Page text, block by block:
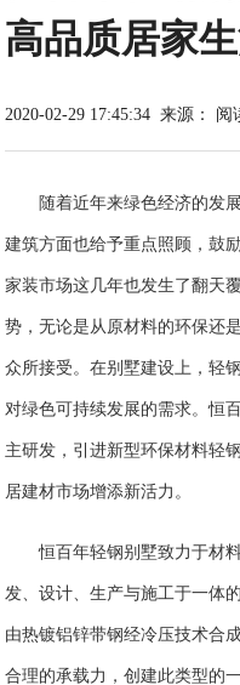
高品质居家
2020-02-29 17:45:34 来源： 阅
随着近年来绿色经济的发
建筑方面也给予重点照顾，鼓
家装市场这几年也发生了翻天
势，无论是从原材料的环保还
众所接受。在别墅建设上，轻
对绿色可持续发展的需求。恒
主研发，引进新型环保材料轻
居建材市场增添新活力。
恒百年轻钢别墅致力于材
发、设计、生产与施工于一体
由热镀铝锌带钢经冷压技术合
合理的承载力，创建此类型的